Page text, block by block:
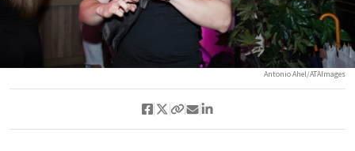
Antonio Ahel/ATAImages